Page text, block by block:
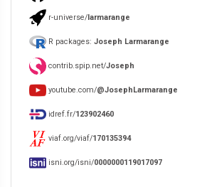
r-universe/larmarange
R packages: Joseph Larmarange
contrib.spip.net/Joseph
youtube.com/@JosephLarmarange
idref.fr/123902460
viaf.org/viaf/170135394
isni.org/isni/0000000119017097